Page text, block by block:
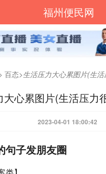
福州便民网
百态>生活压力大心累图片(生
大心累图片(生活压力
2023-04-01 18:00:42
句子发朋友圈